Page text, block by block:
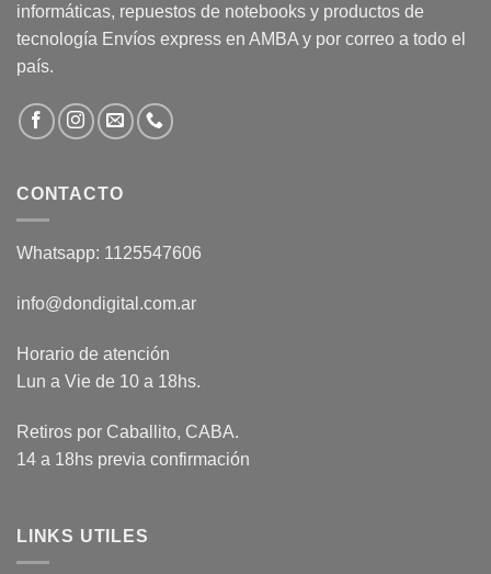
informáticas, repuestos de notebooks y productos de
tecnología Envíos express en AMBA y por correo a todo el
país.
CONTACTO
Whatsapp: 1125547606
info@dondigital.com.ar
Horario de atención
Lun a Vie de 10 a 18hs.
Retiros por Caballito, CABA.
14 a 18hs previa confirmación
LINKS UTILES